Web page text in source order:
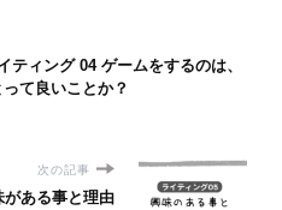
ティング 04 ゲームをするのは、
て良いことか？
次の記事
ある事と理由